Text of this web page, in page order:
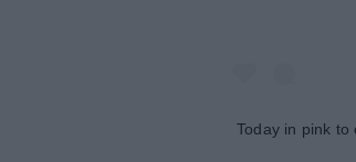
Today in pink to